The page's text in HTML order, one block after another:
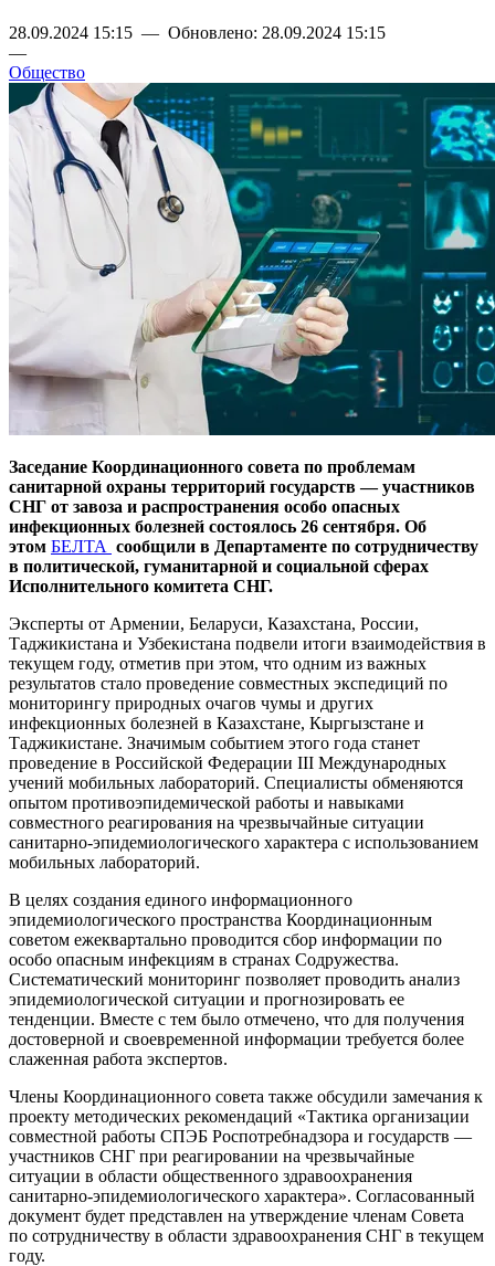
28.09.2024 15:15 — Обновлено: 28.09.2024 15:15
—
Общество
Заседание Координационного совета по проблемам
санитарной охраны территорий государств — участников
СНГ от завоза и распространения особо опасных
инфекционных болезней состоялось 26 сентября. Об
этом БЕЛТА сообщили в Департаменте по сотрудничеству
в политической, гуманитарной и социальной сферах
Исполнительного комитета СНГ.
Эксперты от Армении, Беларуси, Казахстана, России,
Таджикистана и Узбекистана подвели итоги взаимодействия в
текущем году, отметив при этом, что одним из важных
результатов стало проведение совместных экспедиций по
мониторингу природных очагов чумы и других
инфекционных болезней в Казахстане, Кыргызстане и
Таджикистане. Значимым событием этого года станет
проведение в Российской Федерации III Международных
учений мобильных лабораторий. Специалисты обменяются
опытом противоэпидемической работы и навыками
совместного реагирования на чрезвычайные ситуации
санитарно-эпидемиологического характера с использованием
мобильных лабораторий.
В целях создания единого информационного
эпидемиологического пространства Координационным
советом ежеквартально проводится сбор информации по
особо опасным инфекциям в странах Содружества.
Систематический мониторинг позволяет проводить анализ
эпидемиологической ситуации и прогнозировать ее
тенденции. Вместе с тем было отмечено, что для получения
достоверной и своевременной информации требуется более
слаженная работа экспертов.
Члены Координационного совета также обсудили замечания к
проекту методических рекомендаций «Тактика организации
совместной работы СПЭБ Роспотребнадзора и государств —
участников СНГ при реагировании на чрезвычайные
ситуации в области общественного здравоохранения
санитарно-эпидемиологического характера». Согласованный
документ будет представлен на утверждение членам Совета
по сотрудничеству в области здравоохранения СНГ в текущем
году.